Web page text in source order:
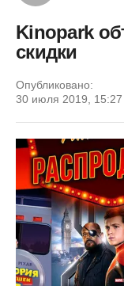
Kinopark
скидки
Опубликовано:
30 июля 2019, 15:27